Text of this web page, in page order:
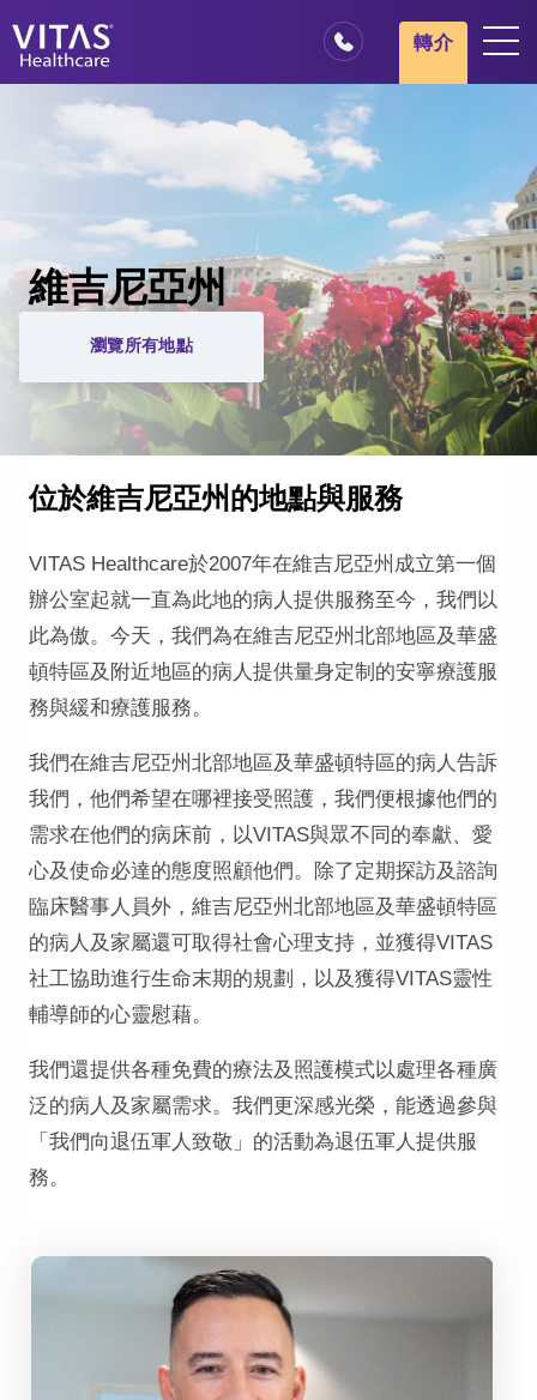
地點
安寧療護基本概述
我們的服務
醫療服務專業人員
家庭與照顧者
轉介
維吉尼亞州
瀏覽所有地點
位於維吉尼亞州的地點與服務
VITAS Healthcare於2007年在維吉尼亞州成立第一個
辦公室起就一直為此地的病人提供服務至今，我們以
此為傲。今天，我們為在維吉尼亞州北部地區及華盛
頓特區及附近地區的病人提供量身定制的安寧療護服
務與緩和療護服務。
我們在維吉尼亞州北部地區及華盛頓特區的病人告訴
我們，他們希望在哪裡接受照護，我們便根據他們的
需求在他們的病床前，以VITAS與眾不同的奉獻、愛
心及使命必達的態度照顧他們。除了定期探訪及諮詢
臨床醫事人員外，維吉尼亞州北部地區及華盛頓特區
的病人及家屬還可取得社會心理支持，並獲得VITAS
社工協助進行生命末期的規劃，以及獲得VITAS靈性
輔導師的心靈慰藉。
我們還提供各種免費的療法及照護模式以處理各種廣
泛的病人及家屬需求。我們更深感光榮，能透過參與
「我們向退伍軍人致敬」的活動為退伍軍人提供服
務。